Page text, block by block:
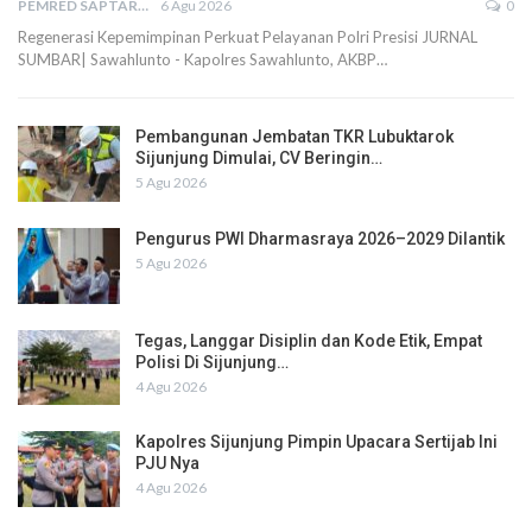
PEMRED SAPTARIUS 6 Agu 2026 0
Regenerasi Kepemimpinan Perkuat Pelayanan Polri Presisi JURNAL
SUMBAR| Sawahlunto - Kapolres Sawahlunto, AKBP…
Pembangunan Jembatan TKR Lubuktarok
Sijunjung Dimulai, CV Beringin…
5 Agu 2026
Pengurus PWI Dharmasraya 2026–2029 Dilantik
5 Agu 2026
Tegas, Langgar Disiplin dan Kode Etik, Empat
Polisi Di Sijunjung…
4 Agu 2026
Kapolres Sijunjung Pimpin Upacara Sertijab Ini
PJU Nya
4 Agu 2026